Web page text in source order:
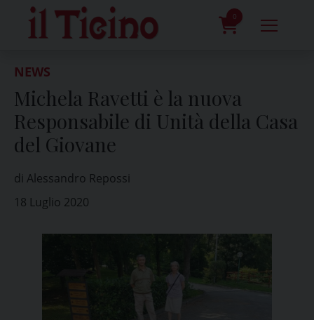
content
0
NEWS
Michela Ravetti è la nuova
Responsabile di Unità della Casa
del Giovane
di Alessandro Repossi
18 Luglio 2020